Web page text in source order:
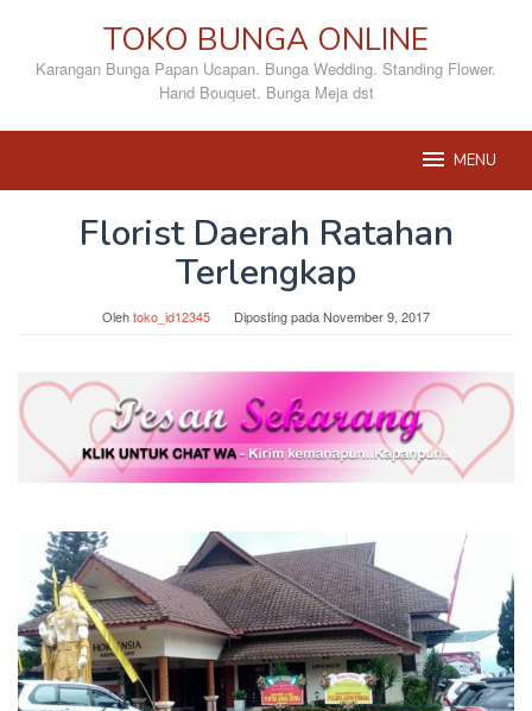
konten
TOKO BUNGA ONLINE
Karangan Bunga Papan Ucapan. Bunga Wedding. Standing Flower.
Hand Bouquet. Bunga Meja dst
MENU
Florist Daerah Ratahan
Terlengkap
Olehtoko_id12345 Diposting padaNovember 9, 2017